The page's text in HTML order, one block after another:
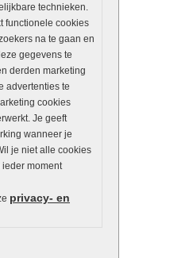
technieken.
functionele cookies
na te gaan en
gegevens te
derden marketing
advertenties te
cookies
Je geeft
wanneer je
je niet alle cookies
moment
privacy- en